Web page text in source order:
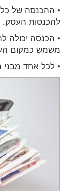
• ההכנסה של כל
להכנסות העסק.
• הכנסה יכולה
משמש כמקום
• לכל אחד מבני הזוג יהיו